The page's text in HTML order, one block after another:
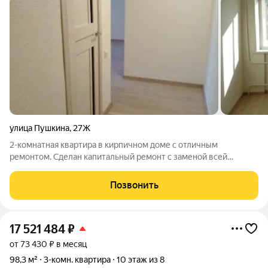
улица Пушкина, 27Ж
2-комнатная квартира в кирпичном доме с отличным
ремонтом. Сделан капитальный ремонт с заменой всей
металлическая дверь и окна ПВХ. Полы прочный линолеум на
бетонной стяжке. Кухня укомплектована
Позвонить
17 521 484₽
от 73 430 ₽ в месяц
98,3 м²
3-комн. квартира 10 этаж из 8